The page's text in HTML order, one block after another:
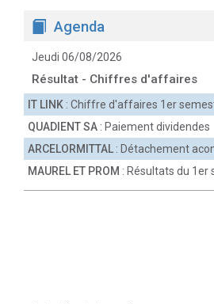
Agenda
Jeudi 06/08/2026
Résultat - Chiffres d'affaires
IT LINK : Chiffre d'affaires 1er
QUADIENT SA : Paiement dividendes
ARCELORMITTAL : Détachement
MAUREL ET PROM : Résultats du 1er